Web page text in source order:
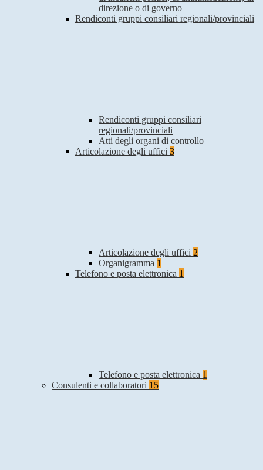
direzione o di governo
Rendiconti gruppi consiliari regionali/provinciali
Rendiconti gruppi consiliari
regionali/provinciali
Atti degli organi di controllo
Articolazione degli uffici 3
Articolazione degli uffici 2
Organigramma 1
Telefono e posta elettronica 1
Telefono e posta elettronica 1
Consulenti e collaboratori 15